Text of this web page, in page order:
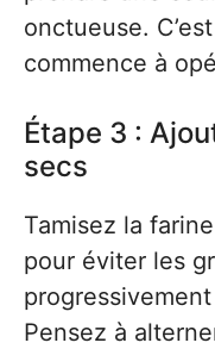
onctueuse.
commence à
Étape 3 :
secs
Tamisez la
pour éviter les
Pensez à